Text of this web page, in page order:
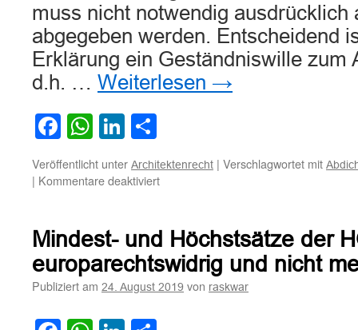
muss nicht notwendig ausdrücklich
abgegeben werden. Entscheidend
Erklärung ein Geständniswille zum
d.h. … Weiterlesen →
Facebook
WhatsApp
LinkedIn
Veröffentlicht unter Architektenrecht | Verschlagwortet mit
| Kommentare deaktiviertfür
Pflichten
des
Architekten
beim
Hausbau
Mindest- und Höchstsätze der
europarechtswidrig und nicht
Publiziert am 24. August 2019 von raskwar